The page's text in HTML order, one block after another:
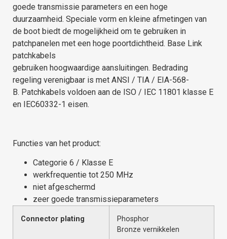
goede transmissie parameters en een hoge
duurzaamheid. Speciale vorm en kleine afmetingen van
de boot biedt de mogelijkheid om te gebruiken in
patchpanelen met een hoge poortdichtheid. Base Link
patchkabels
gebruiken hoogwaardige aansluitingen. Bedrading
regeling verenigbaar is met ANSI / TIA / EIA-568-
B. Patchkabels voldoen aan de ISO / IEC 11801 klasse E
en IEC60332-1 eisen.
Functies van het product:
Categorie 6 / Klasse E
werkfrequentie tot 250 MHz
niet afgeschermd
zeer goede transmissieparameters
Connector plating
Phosphor
Bronze vernikkelen